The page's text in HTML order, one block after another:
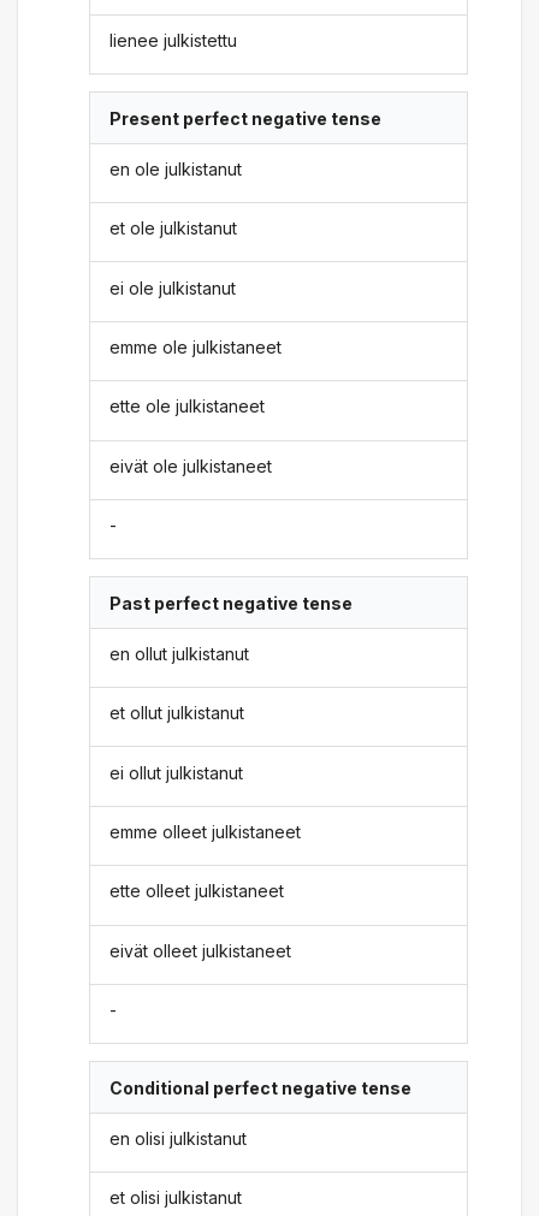
lienee julkistettu
Present perfect negative tense
en ole julkistanut
et ole julkistanut
ei ole julkistanut
emme ole julkistaneet
ette ole julkistaneet
eivät ole julkistaneet
-
Past perfect negative tense
en ollut julkistanut
et ollut julkistanut
ei ollut julkistanut
emme olleet julkistaneet
ette olleet julkistaneet
eivät olleet julkistaneet
-
Conditional perfect negative tense
en olisi julkistanut
et olisi julkistanut